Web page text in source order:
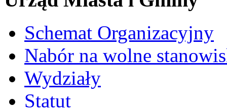
Schemat Organizacyjny
Nabór na wolne
Wydziały
Statut